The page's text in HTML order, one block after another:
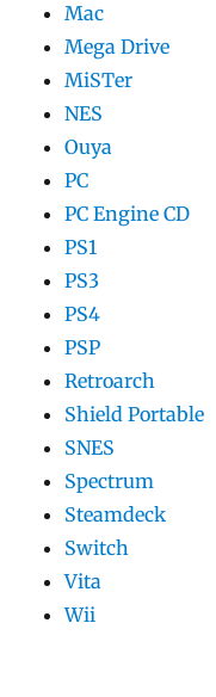
Mac
Mega Drive
MiSTer
NES
Ouya
PC
PC Engine CD
PS1
PS3
PS4
PSP
Retroarch
Shield Portable
SNES
Spectrum
Steamdeck
Switch
Vita
Wii